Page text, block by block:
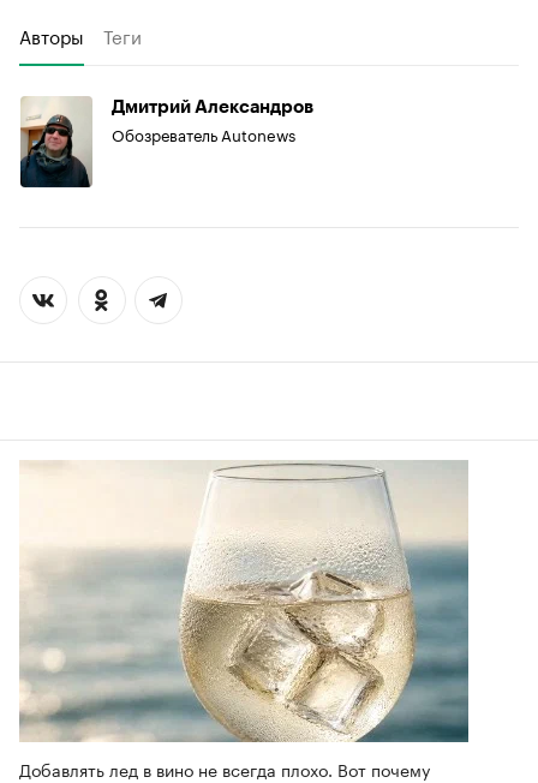
Авторы Теги
Дмитрий Александров
Обозреватель Autonews
Добавлять лед в вино не всегда плохо. Вот почему